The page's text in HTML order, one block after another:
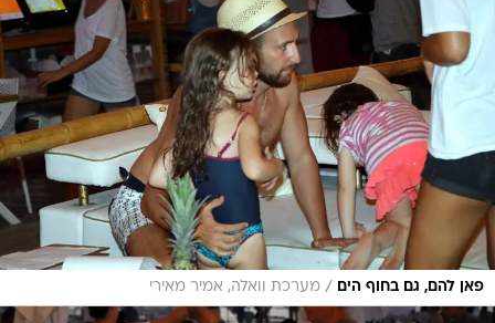
פאן להם, גם בחוף הים / מערכת וואלה, אמיר מאירי